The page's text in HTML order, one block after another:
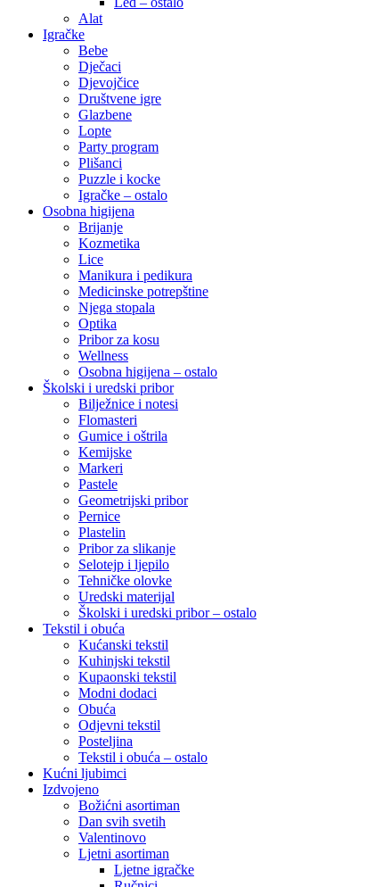
Alat
Igračke
Bebe
Dječaci
Djevojčice
Društvene igre
Glazbene
Lopte
Party program
Plišanci
Puzzle i kocke
Igračke – ostalo
Osobna higijena
Brijanje
Kozmetika
Lice
Manikura i pedikura
Medicinske potrepštine
Njega stopala
Optika
Pribor za kosu
Wellness
Osobna higijena – ostalo
Školski i uredski pribor
Bilježnice i notesi
Flomasteri
Gumice i oštrila
Kemijske
Markeri
Pastele
Geometrijski pribor
Pernice
Plastelin
Pribor za slikanje
Selotejp i ljepilo
Tehničke olovke
Uredski materijal
Školski i uredski pribor – ostalo
Tekstil i obuća
Kućanski tekstil
Kuhinjski tekstil
Kupaonski tekstil
Modni dodaci
Obuća
Odjevni tekstil
Posteljina
Tekstil i obuća – ostalo
Kućni ljubimci
Izdvojeno
Božićni asortiman
Dan svih svetih
Valentinovo
Ljetni asortiman
Ljetne igračke